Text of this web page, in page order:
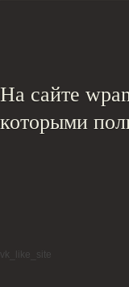
На сайте
которыми
vk_like_site